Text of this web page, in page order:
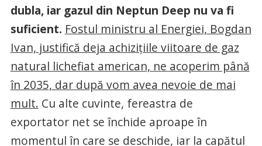
dubla, iar gazul din Neptun Deep nu va fi
suficient. Fostul ministru al Energiei, Bogdan
Ivan, justifică deja achizițiile viitoare de gaz
natural lichefiat american, ne acoperim până
în 2035, dar după vom avea nevoie de mai
mult. Cu alte cuvinte, fereastra de
exportator net se închide aproape în
momentul în care se deschide, iar la capătul